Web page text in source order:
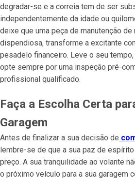
degradar-se e a correia tem de ser
independentemente da idade ou
deixe que uma peça de manutenção de
dispendiosa, transforme a excitante
pesadelo financeiro. Leve o seu
opte sempre por uma inspeção pré-
profissional qualificado.
Faça a Escolha Certa
Garagem
Antes de finalizar a sua decisão de
lembre-se de que a sua paz de
preço. A sua tranquilidade ao volante
o próximo veículo para a sua garagem